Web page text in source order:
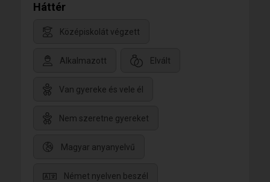
Háttér
Középiskolát végzett
Alkalmazott Elvált
Van gyereke és vele él
Nem szeretne gyereket
Magyar anyanyelvű
Német nyelven beszél